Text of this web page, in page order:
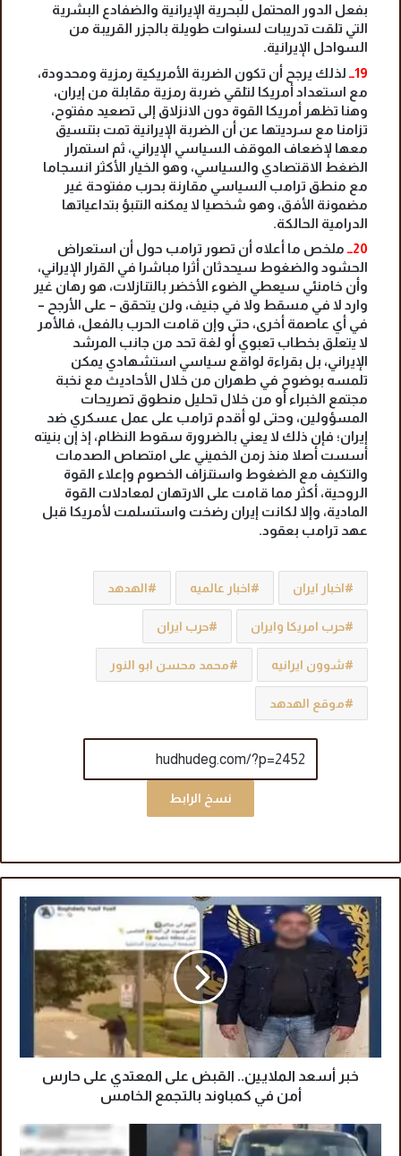
بفعل الدور المحتمل للبحرية الإيرانية والضفادع البشرية
التي تلقت تدريبات لسنوات طويلة بالجزر القريبة من
السواحل الإيرانية.
19ــ لذلك يرجح أن تكون الضربة الأمريكية رمزية ومحدودة،
مع استعداد أمريكا لتلقي ضربة رمزية مقابلة من إيران،
وهنا تظهر أمريكا القوة دون الانزلاق إلى تصعيد مفتوح،
تزامنا مع سرديتها عن أن الضربة الإيرانية تمت بتنسيق
معها لإضعاف الموقف السياسي الإيراني، ثم استمرار
الضغط الاقتصادي والسياسي، وهو الخيار الأكثر انسجاما
مع منطق ترامب السياسي مقارنة بحرب مفتوحة غير
مضمونة الأفق، وهو شخصيا لا يمكنه التنبؤ بتداعياتها
الدرامية الحالكة.
20ــ
ملخص ما أعلاه أن تصور ترامب حول أن استعراض
الحشود والضغوط سيحدثان أثرا مباشرا في القرار الإيراني،
وأن خامنئي سيعطي الضوء الأخضر بالتنازلات، هو رهان غير
وارد لا في مسقط ولا في جنيف، ولن يتحقق – على الأرجح –
في أي عاصمة أخرى، حتى وإن قامت الحرب بالفعل، فالأمر
لا يتعلق بخطاب تعبوي أو لغة تحد من جانب المرشد
الإيراني، بل بقراءة لواقع سياسي استشهادي يمكن
تلمسه بوضوح في طهران من خلال الأحاديث مع نخبة
مجتمع الخبراء أو من خلال تحليل منطوق تصريحات
المسؤولين، وحتى لو أقدم ترامب على عمل عسكري ضد
إيران؛ فإن ذلك لا يعني بالضرورة سقوط النظام، إذ إن بنيته
أسست أصلا منذ زمن الخميني على امتصاص الصدمات
والتكيف مع الضغوط واستنزاف الخصوم وإعلاء القوة
الروحية، أكثر مما قامت على الارتهان لمعادلات القوة
المادية، وإلا لكانت إيران رضخت واستسلمت لأمريكا قبل
عهد ترامب بعقود.
اخبار ايران اخبار عالميه الهدهد
حرب امريكا وايران حرب ايران
شوون ايرانيه محمد محسن ابو النور
موقع الهدهد
نسخ الرابط
خ
س
ل
خبر أسعد الملايين.. القبض على المعتدي على حارس
أمن في كمباوند بالتجمع الخامس